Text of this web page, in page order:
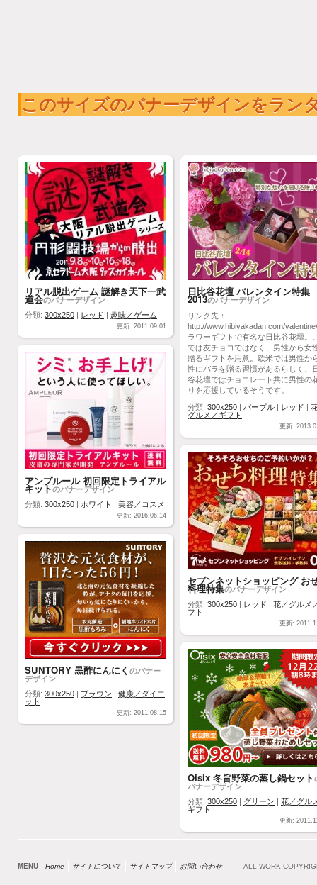
このサイズのバナーデザインをラン
リアル脱出ゲーム 謎解き天下一武
道会のバナーデザイン
分類: 300x250 レッド 趣味／ゲーム
更新: 2011.09.01
日比谷花壇 バレンタイン特集
2013のバナーデザイン
リンク先：
http://www.hibiyakadan.com/
ラワーギフトで有名な日比谷花壇。
では友チョコではなく、男性から女
贈るギフトを用意。欧米では男性か
性にバラを贈る習慣があるらしく、
谷花壇ではチョコレート共に男性の
りを応援しているそうです。
分類: 300x250 パープル レッド
グルメ／ギフト
更新:
アンプルール 初回限定トライアル
キットのバナーデザイン
分類: 300x250 ホワイト 美容／コスメ
更新: 2016.06.14
セブンネットショッピング お
料理特集のバナーデザイン
分類: 300x250 レッド
花／グルメ
フト
更新:
SUNTORY 黒酢にんにく のバナー
デザイン
分類: 300x250 ブラウン
健康／ダイエ
ット
更新: 2011.08.15
Oisix 冬旨野菜の蒸し鍋セット
バナーデザイン
分類: 300x250 グリーン
花／グル
ギフト
更新:
MENU Home サイトについて サイトマップ お問い合わせ ALL WORK